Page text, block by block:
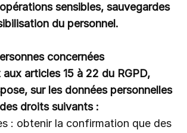
sensibles, sauvegardes
du personnel.
concernées
articles 15 à 22 du RGPD,
sur les données personnelles
droits suivants :
: obtenir la confirmation que des